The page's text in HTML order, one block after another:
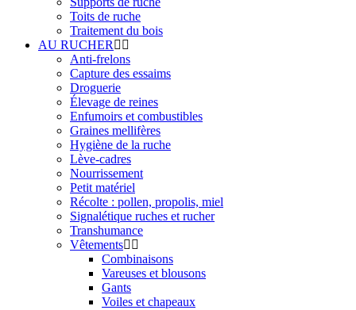
Toits de ruche
Traitement du bois
AU RUCHER
Anti-frelons
Capture des essaims
Droguerie
Élevage de reines
Enfumoirs et combustibles
Graines mellifères
Hygiène de la ruche
Lève-cadres
Nourrissement
Petit matériel
Récolte : pollen, propolis, miel
Signalétique ruches et rucher
Transhumance
Vêtements
Combinaisons
Vareuses et blousons
Gants
Voiles et chapeaux